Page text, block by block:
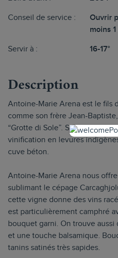
Conseil de service :
Ouvrir
moins
Servir à : 16-17°
Description
Antoine-Marie Arena est le fils
comme son frère Jean-
“Grotte di Sole”. San Giovanni
vinification en levures
cuve béton.
Antoine-Marie Arena nous
sublimant le cépage
cette vigne donne des vins
est particulièrement camphré
bouquet garni. On trouve aussi
et une touche balsamique.
tanins satinés très sapides.